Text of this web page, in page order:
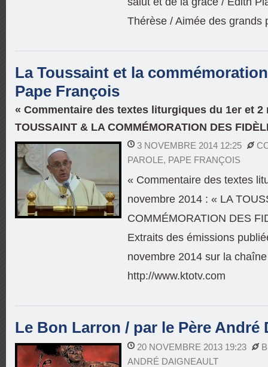
Thérèse / Aimée des grands
La Toussaint et la
Pape François
« Commentaire des textes liturgiques du 1er et 2
TOUSSAINT & LA COMMÉMORATION DES
3 NOVEMBRE 2014 12:25
PAROLE, PAPE FRANÇOIS
« Commentaire des textes
novembre 2014 : « LA
COMMÉMORATION DES
Extraits des émissions
novembre 2014 sur la
http://www.ktotv.com
Le Bon Larron / par le Père André
20 NOVEMBRE 2013 19:23
ANDRÉ DAIGNEAULT